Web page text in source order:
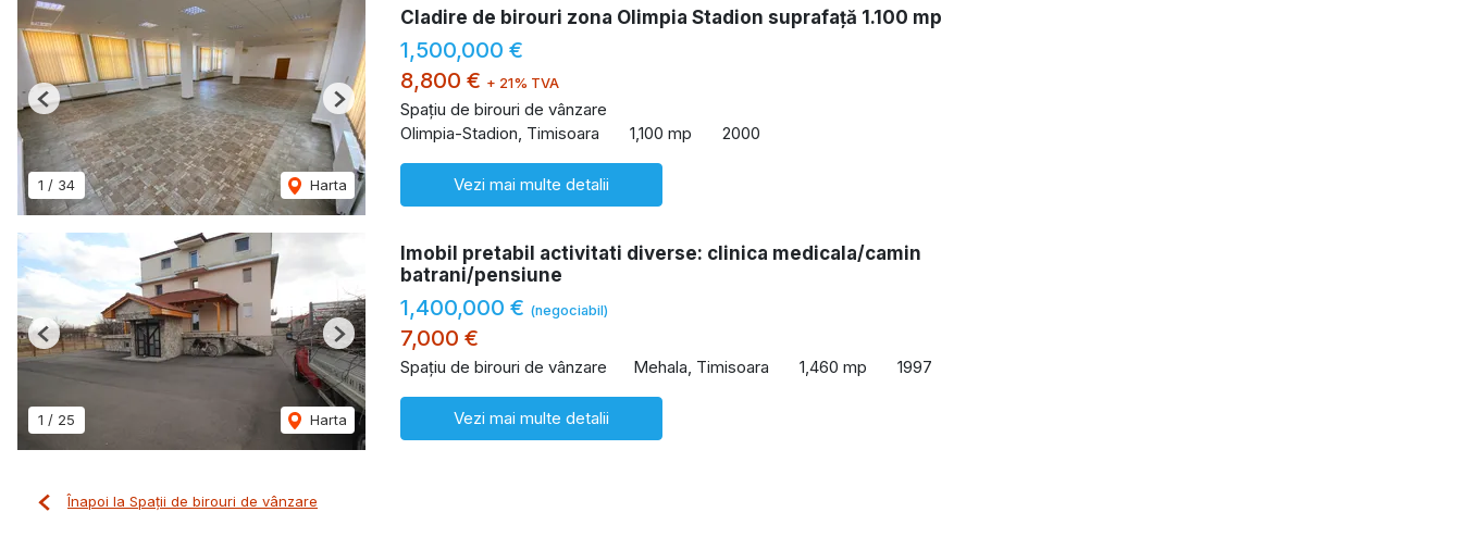
1 / 34 Harta
Previous Next
Cladire de birouri zona Olimpia Stadion suprafață 1.100 mp
1,500,000 €
8,800 € + 21% TVA
Spațiu de birouri de vânzare
Olimpia-Stadion, Timisoara
1,100 mp 2000
Vezi mai multe detalii
1 / 25 Harta
Previous Next
Imobil pretabil activitati diverse: clinica medicala/camin
batrani/pensiune
1,400,000 € (negociabil)
7,000 €
Spațiu de birouri de vânzare Mehala, Timisoara 1,460 mp 1997
Vezi mai multe detalii
Înapoi la Spații de birouri de vânzare